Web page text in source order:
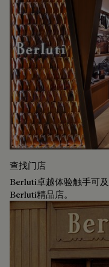
查找门店
Berluti卓越体验触手可
Berluti精品店。